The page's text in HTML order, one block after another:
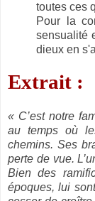
toutes ces
Pour la
sensualité
dieux en
Extrait :
« C’est notre
au temps où
chemins. Ses
perte de vue.
Bien des
époques, lui